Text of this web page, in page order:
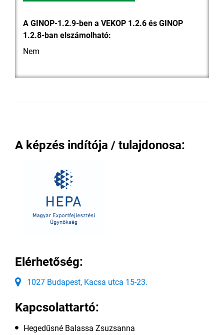
A GINOP-1.2.9-ben a VEKOP 1.2.6 és GINOP
1.2.8-ban elszámolható:
Nem
A képzés indítója / tulajdonosa:
Elérhetőség:
1027 Budapest, Kacsa utca 15-23.
Kapcsolattartó:
Hegedűsné Balassa Zsuzsanna